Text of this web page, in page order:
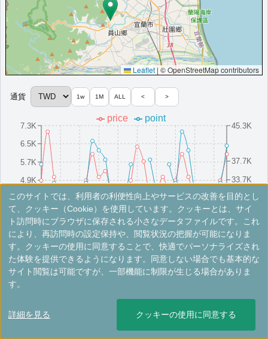
開業:2019
最低価格目安:￥3,866
TWD
情報サイ
ト:itravelblog.net
Marriott Bonvoyで価格をみる
プラチナエリート特典：ウェルカムギフト朝食選択可,ラウンジアクセス有
（ラウンジ設置ホテルのみ）,客室アップグレード有（スイート含む）
その他情報：温泉施設,ルーフトップバー
More...
ウェスティン・宜蘭リゾート
イーランにある唯一無二のリゾートです。カスタマイズサービス
により最高の体験を提供いたします。
宜蘭
開業:2019年
最低価格目安:￥ 5,665 TWD 情報サイト:itravelblog
Marriott Bonvoyで価格をみる
プラチナエリート特典：ウェルカムギフト朝食選択可,ラウンジアクセス有,客
室アップグレード有（スイート含む）,クラブラウンジでのイブニングカクテ
ル提供,スパ割引20%
その他情報：温泉施設,クラブラウンジ
More...
1 - 2 件 / 全 2 件
Leaflet |© OpenStreetMap contributors
8/1(Fri)8/4(Mon)8/7(Thu)8/10(Sun)8/13(Wed)8/16(Sat)8/19(Tue)8/22(Fri)8/25(Mon)8/28(Thu)
4.1K
4.9K
5.7K
6.5K
7.3K
29.7K
33.7K
37.7K
45.3K
price point
※手数料別。レートは目安ですので最新の情報は公式サイトでご確認ください。
通貨 1w 1M ALL < >
フォーポイントバイシェラトン・宜蘭礁溪
イーランに位置する温泉リラクゼーション施設です。アクセスが良
好な立地で、快適なご宿泊をお楽しみいただけます。
台湾宜蘭
開業:2019年
このサイトでは、利用者の利便性向上やサービスの改善を目的とし
て、クッキー（Cookie）を使用しています。クッキーとは、サイ
ト訪問時にブラウザに保存される小さなデータファイルです。これ
により、再訪問時の設定保持や、閲覧状況の把握が可能になりま
す。クッキーの使用に同意することで、快適でパーソナライズされ
た体験を提供できるようになります。同意しない場合でも基本的な
サイト閲覧は可能ですが、一部機能に制限が生じる場合がありま
す。
詳細を見る クッキーの使用に同意する